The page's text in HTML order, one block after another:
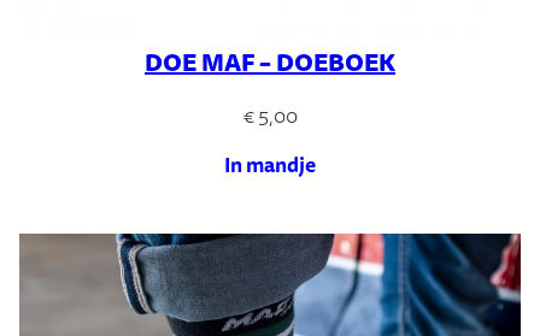
DOE MAF – DOEBOEK
€5,00
In mandje